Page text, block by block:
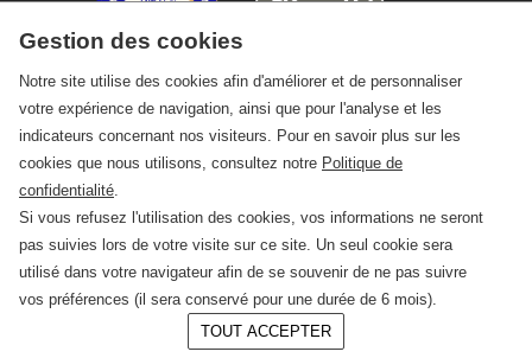
Gestion des cookies
Notre site utilise des cookies afin d'améliorer et de personnaliser
votre expérience de navigation, ainsi que pour l'analyse et les
indicateurs concernant nos visiteurs. Pour en savoir plus sur les
cookies que nous utilisons, consultez notre Politique de
confidentialité
Si vous refusez l'utilisation des cookies, vos informations ne seront
pas suivies lors de votre visite sur ce site. Un seul cookie sera
utilisé dans votre navigateur afin de se souvenir de ne pas suivre
vos préférences (il sera conservé pour une durée de 6 mois).
TOUT ACCEPTER